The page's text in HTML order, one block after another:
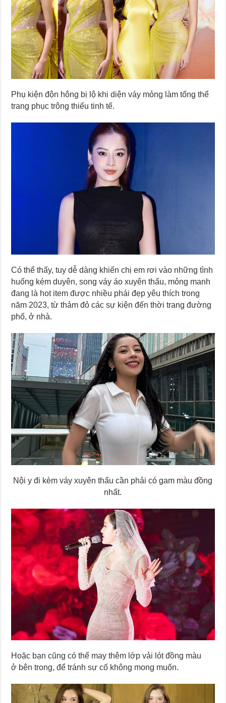
Phụ kiện độn hông bị lộ khi diện váy mỏng làm tổng thể
trang phục trông thiếu tinh tế.
Có thể thấy, tuy dễ dàng khiến chị em rơi vào những tình
huống kém duyên, song váy áo xuyên thấu, mỏng manh
đang là hot item được nhiều phái đẹp yêu thích trong
năm 2023, từ thảm đỏ các sự kiện đến thời trang đường
phố, ở nhà.
Nội y đi kèm váy xuyên thấu cần phải có gam màu đồng
nhất.
Hoặc bạn cũng có thể may thêm lớp vải lót đồng màu
ở bên trong, để tránh sự cố không mong muốn.